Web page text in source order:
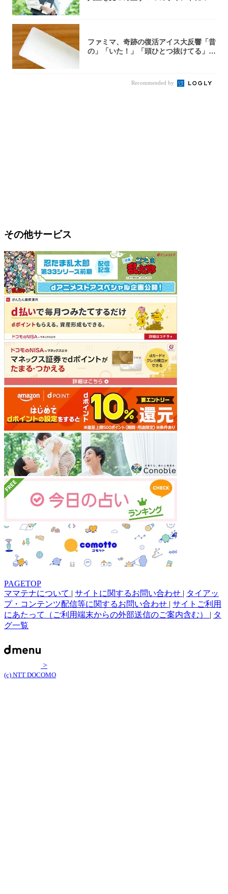
ファミマ、奇跡の復活アイス大反響「昔
の」「いた！」「頭ひとつ抜けてる」
Recommended by
その他サービス
PAGETOP
ママテナについて | サイトに関するお問い合わせ | タイアッ
プ・コンテンツ配信等に関するお問い合わせ | サイトご利用
にあたって（ご利用端末からの外部送信のご案内含む） | タ
グ一覧
>
(c) NTT DOCOMO